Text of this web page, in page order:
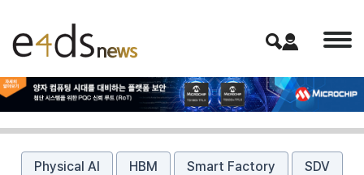
Physical AI HBM Smart Factory SDV